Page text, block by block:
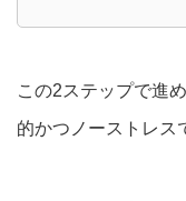
この2ステップで進
的かつノーストレス